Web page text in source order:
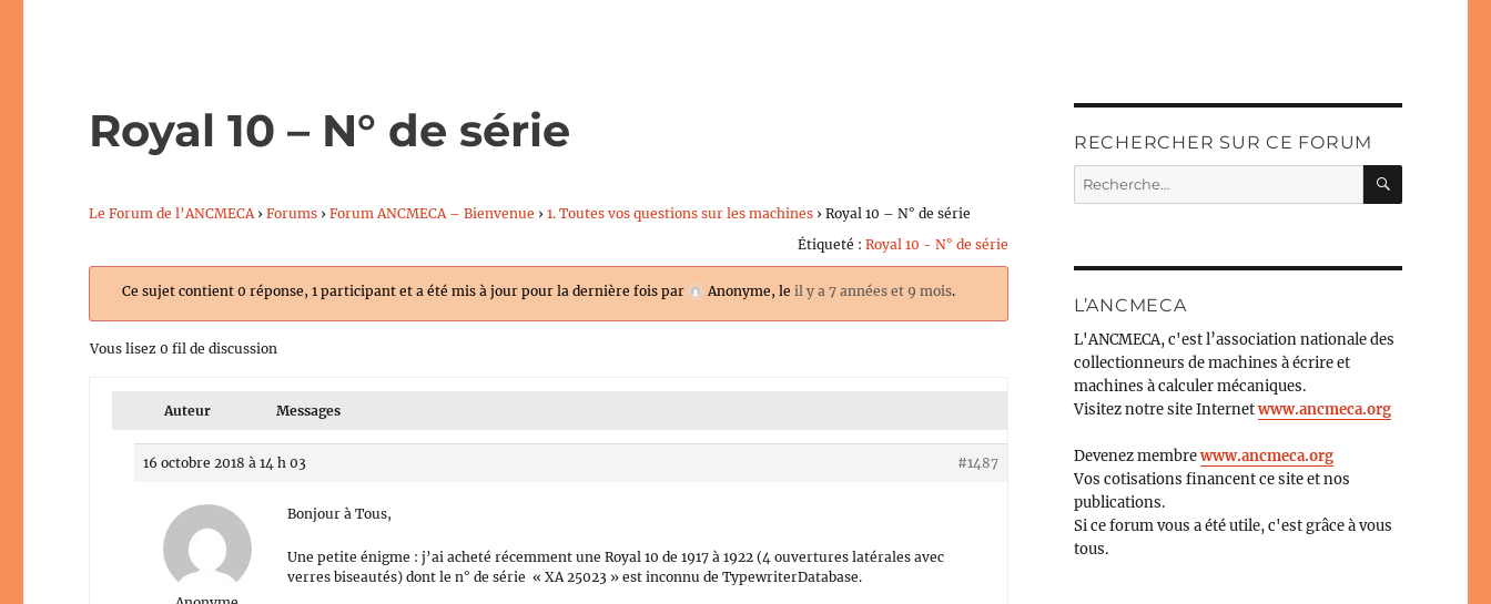
Royal 10 – N° de série
Le Forum de l’ANCMECA › Forums › Forum ANCMECA – Bienvenue › 1. Toutes vos questions sur les machines › Royal 10 – N° de série
Étiqueté : Royal 10 - N° de série
Ce sujet contient 0 réponse, 1 participant et a été mis à jour pour la dernière fois par Anonyme, leil y a 7 années et 9 mois.
Vous lisez 0 fil de discussion
Auteur Messages
16 octobre 2018 à 14 h 03 #1487
Bonjour à Tous,
Une petite énigme : j’ai acheté récemment une Royal 10 de 1917 à 1922 (4 ouvertures latérales avec
verres biseautés) dont le n° de série « XA 25023 » est inconnu de TypewriterDatabase.
RECHERCHER SUR CE FORUM
Recherche
pour :
L’ANCMECA
L'ANCMECA, c'est l’association nationale des
collectionneurs de machines à écrire et
machines à calculer mécaniques.
Visitez notre site Internetwww.ancmeca.org
Devenez membrewww.ancmeca.org
Vos cotisations financent ce site et nos
publications.
Si ce forum vous a été utile, c'est grâce à vous
tous.